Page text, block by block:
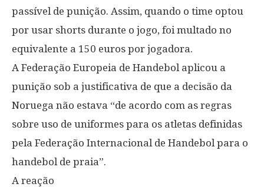
passível de punição. Assim, quando o time optou
por usar shorts durante o jogo, foi multado no
equivalente a 150 euros por jogadora.
A Federação Europeia de Handebol aplicou a
punição sob a justificativa de que a decisão da
Noruega não estava “de acordo com as regras
sobre uso de uniformes para os atletas definidas
pela Federação Internacional de Handebol para o
handebol de praia”.
A reação